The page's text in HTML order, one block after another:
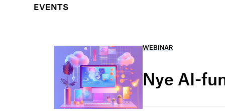
EVENTS
WEBINAR
Nye AI-